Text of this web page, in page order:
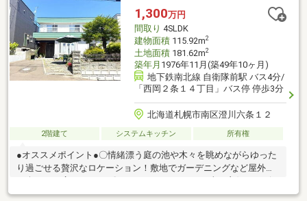
グ張替 他■ ご希望の住まい探しをお手伝いします
━━━━━・・・物件の詳細・ご相談はお気軽にお問い合わせく
ださい。
1,300万円
間取り 4SLDK
建物面積115.92m2
土地面積181.62m2
築年月 1976年11月(築49年10ヶ月)
地下鉄南北線 自衛隊前駅 バス4分/
「西岡２条１４丁目」バス停 停歩3分
北海道札幌市南区澄川六条１２
2階建て システムキッチン 所有権
●オススメポイント●〇情緒漂う庭の池や木々を眺めながらゆった
り過ごせる贅沢なロケーション！敷地でガーデニングなど屋外で
ングや収納豊富な和室・洋室を完備し、快適に過ごせる部屋数が